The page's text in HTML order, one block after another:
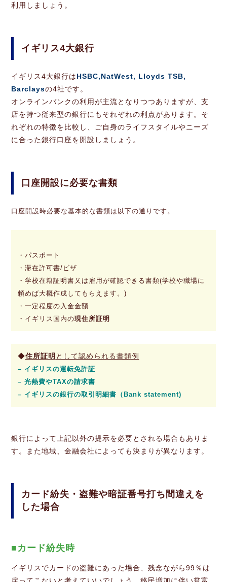
利用しましょう。
イギリス4大銀行
イギリス4大銀行はHSBC,NatWest, Lloyds TSB,
Barclaysの4社です。
オンラインバンクの利用が主流となりつつありますが、支
店を持つ従来型の銀行にもそれぞれの利点があります。そ
れぞれの特徴を比較し、ご自身のライフスタイルやニーズ
に合った銀行口座を開設しましょう。
口座開設に必要な書類
口座開設時必要な基本的な書類は以下の通りです。
・パスポート
・滞在許可書/ビザ
・学校在籍証明書又は雇用が確認できる書類(学校や職場に
頼めば大概作成してもらえます。)
・一定程度の入金金額
・イギリス国内の現住所証明
◆住所証明 として認められる書類例
– イギリスの運転免許証
– 光熱費やTAXの請求書
– イギリスの銀行の取引明細書（Bank statement)
銀行によって上記以外の提示を必要とされる場合もありま
す。また地域、金融会社によっても決まりが異なります。
カード紛失・盗難や暗証番号打ち間違えを
した場合
カード紛失時
イギリスでカードの盗難にあった場合、残念ながら99％は